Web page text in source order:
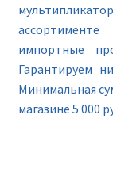
импортные
Гарантируем
Минимальная
магазине 5 000